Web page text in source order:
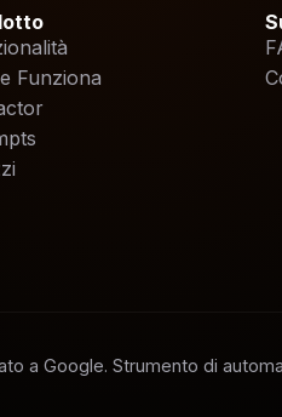
Funziona
a Google. Strumento di